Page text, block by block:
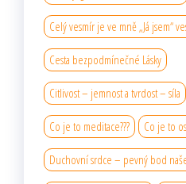
Celý vesmír je ve mně „Já jsem“
Cesta bezpodmínečné Lásky
Citlivost – jemnost a tvrdost – síla
Co je to meditace??? Co je to
Duchovní srdce – pevný bod